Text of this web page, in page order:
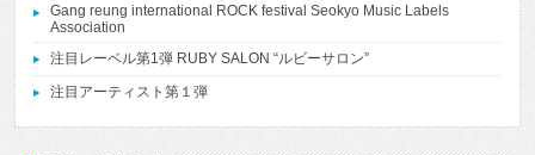
Gang reung international ROCK festival Seokyo Music Labels
Association
注目レーベル第1弾 RUBY SALON “ルビーサロン”
注目アーティスト第１弾